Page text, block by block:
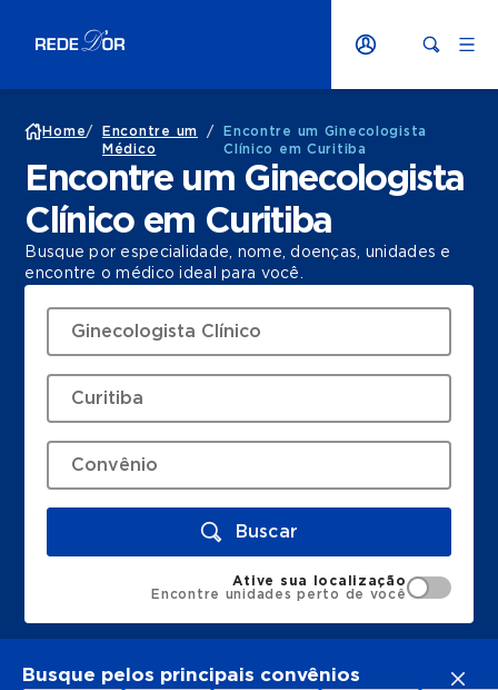
Home/
Encontre um
Médico
/
Encontre um Ginecologista
Clínico em Curitiba
Encontre um Ginecologista
Clínico em Curitiba
Busque por especialidade, nome, doenças, unidades e
encontre o médico ideal para você.
Buscar
Ative sua localização
Encontre unidades perto de você
Busque pelos principais convênios